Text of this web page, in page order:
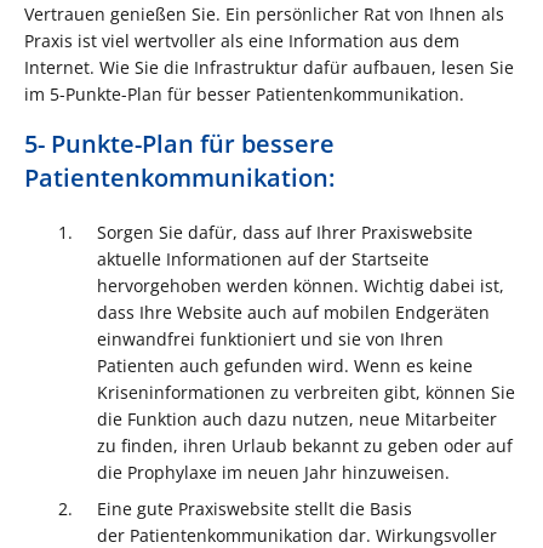
Vertrauen genießen Sie. Ein persönlicher Rat von Ihnen als
Praxis ist viel wertvoller als eine Information aus dem
Internet. Wie Sie die Infrastruktur dafür aufbauen, lesen Sie
im 5-Punkte-Plan für besser Patientenkommunikation.
5- Punkte-Plan für bessere
Patientenkommunikation:
Sorgen Sie dafür, dass auf Ihrer Praxiswebsite
aktuelle Informationen auf der Startseite
hervorgehoben werden können. Wichtig dabei ist,
dass Ihre Website auch auf mobilen Endgeräten
einwandfrei funktioniert und sie von Ihren
Patienten auch gefunden wird. Wenn es keine
Kriseninformationen zu verbreiten gibt, können Sie
die Funktion auch dazu nutzen, neue Mitarbeiter
zu finden, ihren Urlaub bekannt zu geben oder auf
die Prophylaxe im neuen Jahr hinzuweisen.
Eine gute Praxiswebsite stellt die Basis
der Patientenkommunikation dar. Wirkungsvoller